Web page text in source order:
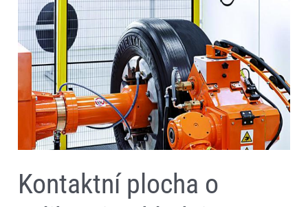
Kontaktní plocha o
velikosti
pohlednice,
která
rozhoduje
o
bezpečnosti.
Vzorek
pneumatiky
slaví
120
let